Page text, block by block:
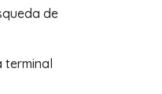
de
terminal